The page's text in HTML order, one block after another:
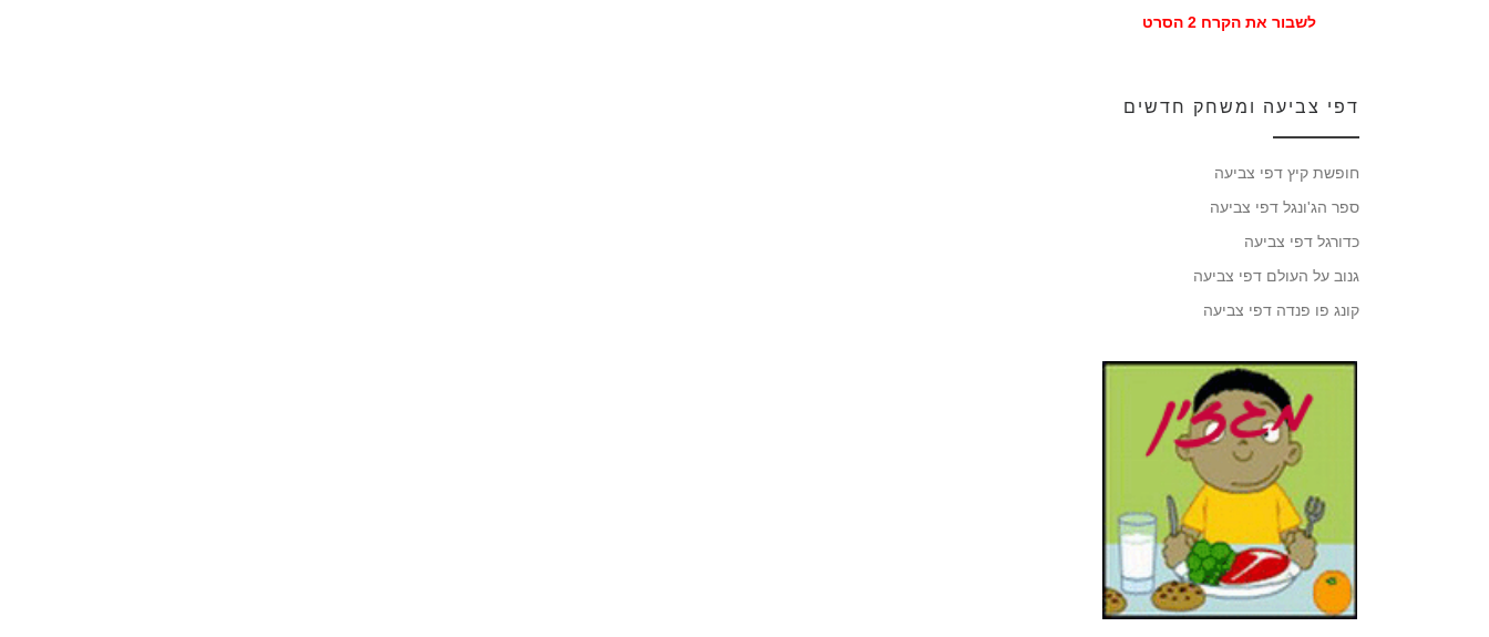
לשבור את הקרח 2 הסרט
דפי צביעה ומשחק חדשים
חופשת קיץ דפי צביעה
ספר הג'ונגל דפי צביעה
כדורגל דפי צביעה
גנוב על העולם דפי צביעה
קונג פו פנדה דפי צביעה